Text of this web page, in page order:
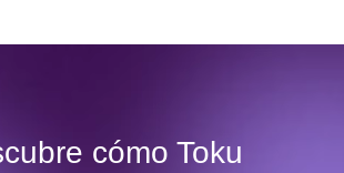
cómo Toku